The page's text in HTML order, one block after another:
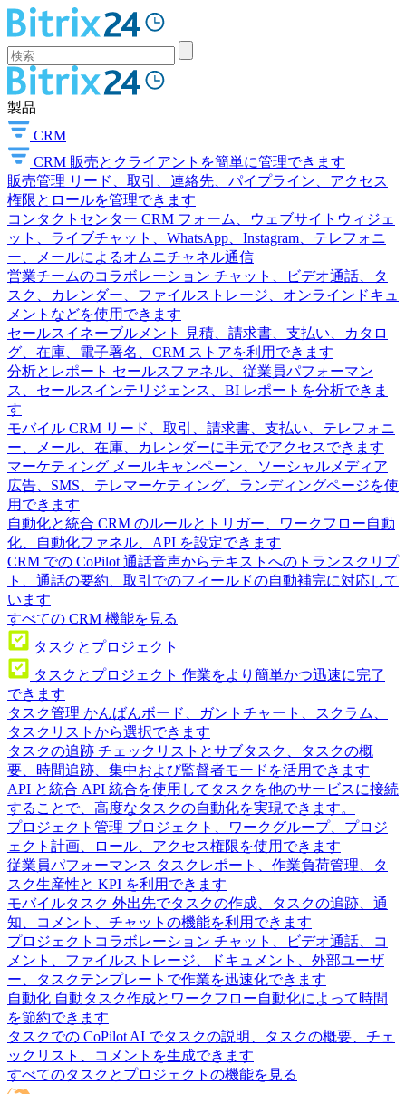
製品
CRM
CRM 販売とクライアントを簡単に管理できます
販売管理 リード、取引、連絡先、パイプライン、アクセス
権限とロールを管理できます
コンタクトセンター CRM フォーム、ウェブサイトウィジェ
ット、ライブチャット、WhatsApp、Instagram、テレフォニ
ー、メールによるオムニチャネル通信
営業チームのコラボレーション チャット、ビデオ通話、タ
スク、カレンダー、ファイルストレージ、オンラインドキュ
メントなどを使用できます
セールスイネーブルメント
見積、請求書、支払い、カタロ
グ、在庫、電子署名、CRM ストアを利用できます
分析とレポート セールスファネル、従業員パフォーマン
ス、セールスインテリジェンス、BI レポートを分析できま
す
モバイル CRM リード、取引、請求書、支払い、テレフォニ
ー、メール、在庫、カレンダーに手元でアクセスできます
マーケティング メールキャンペーン、ソーシャルメディア
広告、SMS、テレマーケティング、ランディングページを使
用できます
自動化と統合 CRM のルールとトリガー、ワークフロー自動
化、自動化ファネル、API を設定できます
CRM での CoPilot 通話音声からテキストへのトランスクリプ
ト、通話の要約、取引でのフィールドの自動補完に対応して
います
すべての CRM 機能を見る
タスクとプロジェクト
タスクとプロジェクト 作業をより簡単かつ迅速に完了
できます
タスク管理 かんばんボード、ガントチャート、スクラム、
タスクリストから選択できます
タスクの追跡 チェックリストとサブタスク、タスクの概
要、時間追跡、集中および監督者モードを活用できます
API と統合 API 統合を使用してタスクを他のサービスに接続
することで、高度なタスクの自動化を実現できます。
プロジェクト管理 プロジェクト、ワークグループ、プロジ
ェクト計画、ロール、アクセス権限を使用できます
従業員パフォーマンス タスクレポート、作業負荷管理、タ
スク生産性と KPI を利用できます
モバイルタスク 外出先でタスクの作成、タスクの追跡、通
知、コメント、チャットの機能を利用できます
プロジェクトコラボレーション チャット、ビデオ通話、コ
メント、ファイルストレージ、ドキュメント、外部ユーザ
ー、タスクテンプレートで作業を迅速化できます
自動化 自動タスク作成とワークフロー自動化によって時間
を節約できます
タスクでの CoPilot AI でタスクの説明、タスクの概要、チェ
ックリスト、コメントを生成できます
すべてのタスクとプロジェクトの機能を見る